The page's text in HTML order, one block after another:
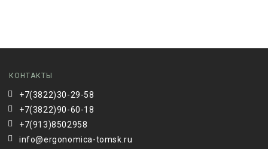
КОНТАКТЫ
+7(3822)30-29-58
+7(3822)90-60-18
+7(913)8502958
info@ergonomica-tomsk.ru